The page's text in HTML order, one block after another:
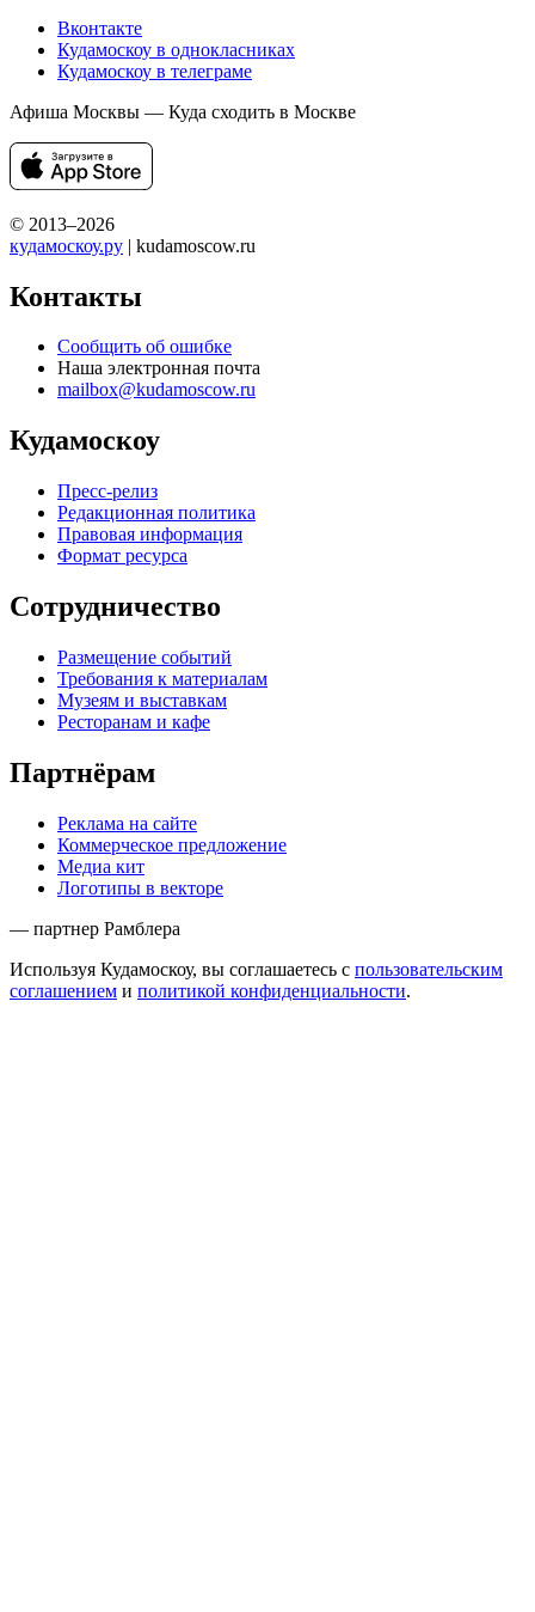
Вконтакте
Кудамоскоу в однокласниках
Кудамоскоу в телеграме
Афиша Москвы — Куда сходить в Москве
© 2013–2026
кудамоскоу.ру | kudamoscow.ru
Контакты
Сообщить об ошибке
Наша электронная почта
mailbox@kudamoscow.ru
Кудамоскоу
Пресс-релиз
Редакционная политика
Правовая информация
Формат ресурса
Сотрудничество
Размещение событий
Требования к материалам
Музеям и выставкам
Ресторанам и кафе
Партнёрам
Реклама на сайте
Коммерческое предложение
Медиа кит
Логотипы в векторе
— партнер Рамблера
Используя Кудамоскоу, вы соглашаетесь с пользовательским
соглашением и политикой конфиденциальности.